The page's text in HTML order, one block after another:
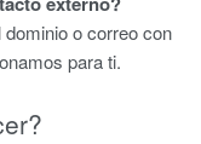
o correo con
para ti.